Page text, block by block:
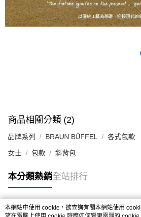
商品相關分類 (2)
品牌系列 BRAUN BÜFFEL 各式包款
女士 包款 斜背包
本分類熱銷全站排行
熱門標籤
本網站中使用 cookie，欲查詢有關本網站使用